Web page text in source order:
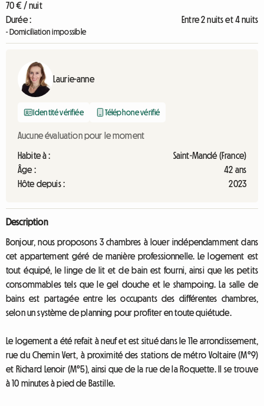
70 € / nuit
Durée :
Entre 2 nuits et 4 nuits
- Domiciliation impossible
Laurie-anne
Identité vérifiée Téléphone vérifié
Aucune évaluation pour le moment
Habite à :
Saint-Mandé (France)
Âge :
42 ans
Hôte depuis :
2023
Description
Bonjour, nous proposons 3 chambres à louer indépendamment dans
cet appartement géré de manière professionnelle. Le logement est
tout équipé, le linge de lit et de bain est fourni, ainsi que les petits
consommables tels que le gel douche et le shampoing. La salle de
bains est partagée entre les occupants des différentes chambres,
selon un système de planning pour profiter en toute quiétude.
Le logement a été refait à neuf et est situé dans le 11e arrondissement,
rue du Chemin Vert, à proximité des stations de métro Voltaire (M°9)
et Richard Lenoir (M°5), ainsi que de la rue de la Roquette. Il se trouve
à 10 minutes à pied de Bastille.